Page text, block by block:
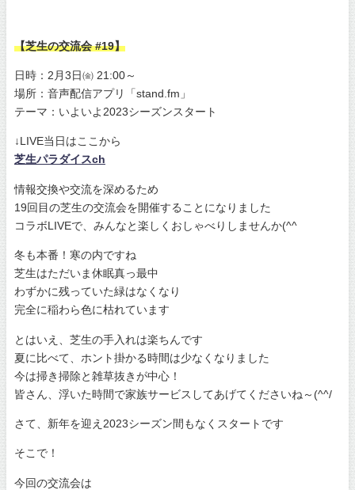
【芝生の交流会 #19】
日時：2月3日㈮ 21:00～
場所：音声配信アプリ「stand.fm」
テーマ：いよいよ2023シーズンスタート
↓LIVE当日はここから
芝生パラダイスch
情報交換や交流を深めるため
19回目の芝生の交流会を開催することになりました
コラボLIVEで、みんなと楽しくおしゃべりしませんか(^^
冬も本番！寒の内ですね
芝生はただいま休眠真っ最中
わずかに残っていた緑はなくなり
完全に稲わら色に枯れています
とはいえ、芝生の手入れは楽ちんです
夏に比べて、ホント掛かる時間は少なくなりました
今は掃き掃除と雑草抜きが中心！
皆さん、浮いた時間で家族サービスしてあげてくださいね～(^^/
さて、新年を迎え2023シーズン間もなくスタートです
そこで！
今回の交流会は